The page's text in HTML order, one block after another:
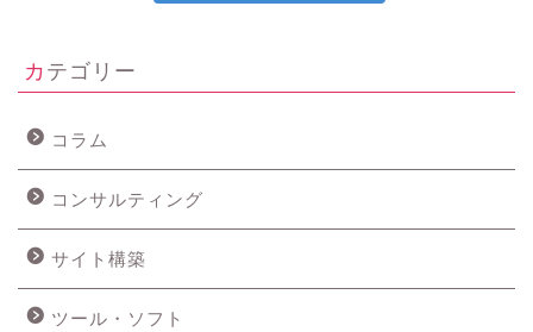
カテゴリー
コラム
コンサルティング
サイト構築
ツール・ソフト